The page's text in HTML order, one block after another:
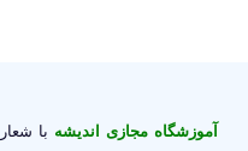
آموزشگاه مجازی اندیشه با